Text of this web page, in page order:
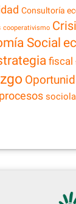
Consultoría
cooperativismo
Social
fiscal
procesos